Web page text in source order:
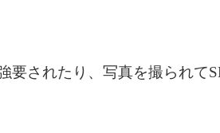
要されたり、写真を撮られて